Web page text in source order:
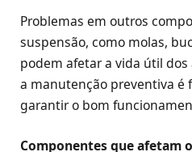
Problemas em outros
suspensão, como molas,
podem afetar a vida útil dos
a manutenção preventiva é
garantir o bom
Componentes que afetam